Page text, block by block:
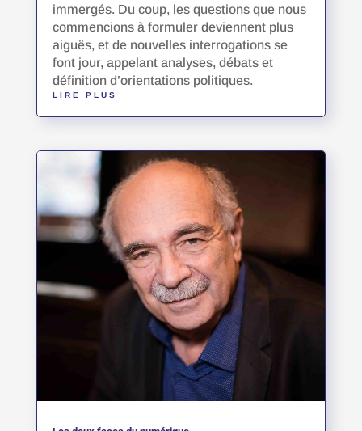
immergés. Du coup, les questions que nous
commencions à formuler deviennent plus
aiguës, et de nouvelles interrogations se
font jour, appelant analyses, débats et
définition d’orientations politiques.
LIRE PLUS